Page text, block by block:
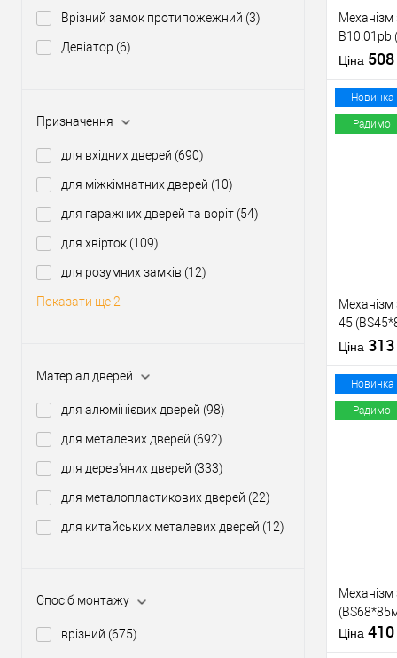
Врізний замок протипожежний (3)
Девіатор (6)
Призначення
для вхідних дверей (690)
для міжкімнатних дверей (10)
для гаражних дверей та воріт (54)
для хвірток (109)
для розумних замків (12)
Показати ще 2
Матеріал дверей
для алюмінієвих дверей (98)
для металевих дверей (692)
для дерев'яних дверей (333)
для металопластикових дверей (22)
для китайських металевих дверей (12)
Спосіб монтажу
врізний (675)
Матеріал
Країна
Міжосьова
Механізм
B10.01pb
нікель 5
Ціна 508
У
Матеріал
Країна
Статус (гурт)
Новинка
Радимо
Механізм
45
нікель
Ціна 313
У
Матеріал
Країна
Новинка
Радимо
Механізм
Ціна 410